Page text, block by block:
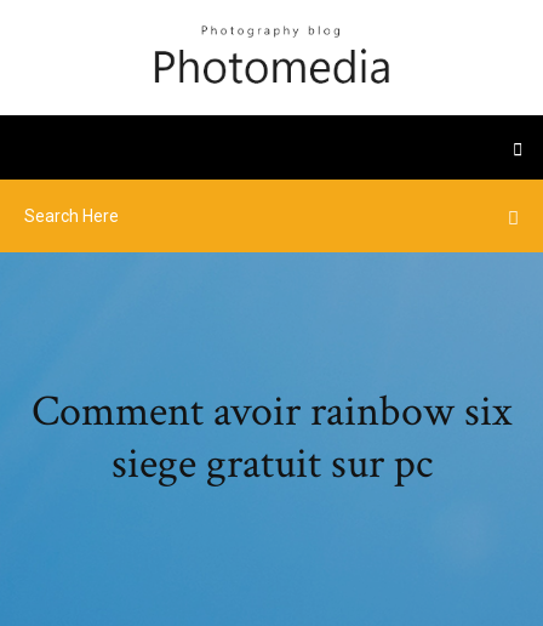
Comment avoir rainbow six
siege gratuit sur pc